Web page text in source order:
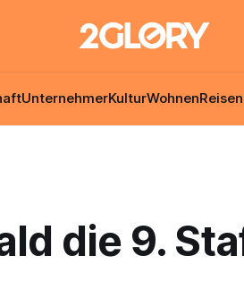
UnternehmerKulturWohnenReisen
die 9.